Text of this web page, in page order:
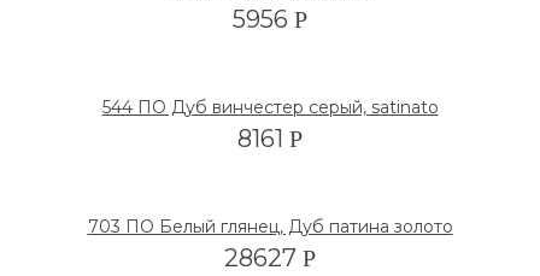
5956 Р
544 ПО Дуб винчестер серый, satinato
8161 Р
703 ПО Белый глянец, Дуб патина золото
28627 Р